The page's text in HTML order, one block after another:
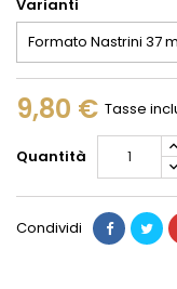
Varianti
9,80 € Tasse
Quantità
Condividi